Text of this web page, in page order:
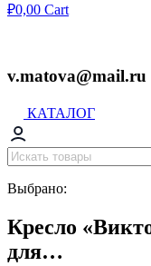
₽0,00 Cart
v.matova@mail.ru
КАТАЛОГ
Выбрано:
Кресло
для…